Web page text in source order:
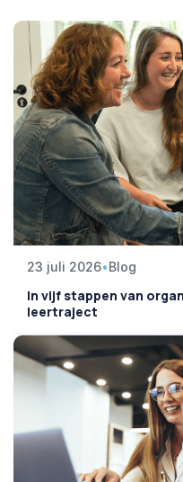
23 juli 2026•Blog
In vijf stappen van
leertraject